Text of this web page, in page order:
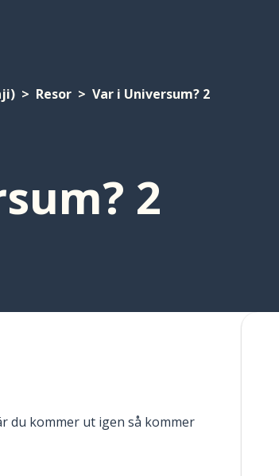
Resor Var i Universum? 2
2
du kommer ut igen så kommer